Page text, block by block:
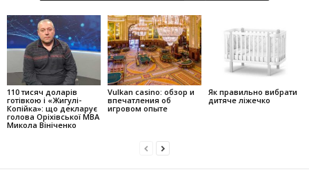
110 тисяч доларів
готівкою і «Жигулі-
Копійка»: що декларує
голова Оріхівської МВА
Микола Вініченко
Vulkan casino: обзор и
впечатления об
игровом опыте
Як правильно вибрати
дитяче ліжечко